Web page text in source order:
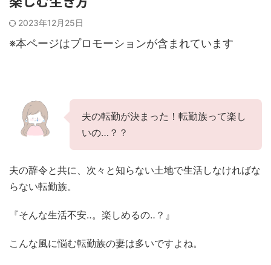
2023年12月25日
※本ページはプロモーションが含まれています
夫の転勤が決まった！転勤族って楽し
いの…？？
夫の辞令と共に、次々と知らない土地で生活しなければな
らない転勤族。
『そんな生活不安‥。楽しめるの‥？』
こんな風に悩む転勤族の妻は多いですよね。